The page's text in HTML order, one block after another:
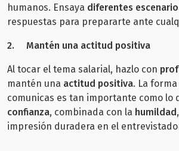
humanos. Ensaya diferentes
respuestas para prepararte ante
2. Mantén una actitud positiva
Al tocar el tema salarial, hazlo con
mantén una actitud positiva. La
comunicas es tan importante como lo
confianza, combinada con la humildad
impresión duradera en el